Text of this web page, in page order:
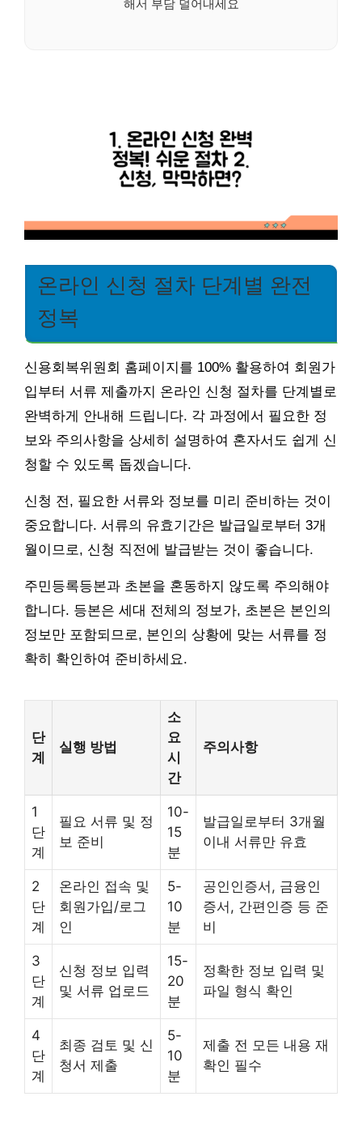
온라인 신청 절차 단계별 완전
정복
신용회복위원회 홈페이지를 100% 활용하여 회원가
입부터 서류 제출까지 온라인 신청 절차를 단계별로
완벽하게 안내해 드립니다. 각 과정에서 필요한 정
보와 주의사항을 상세히 설명하여 혼자서도 쉽게 신
청할 수 있도록 돕겠습니다.
신청 전, 필요한 서류와 정보를 미리 준비하는 것이
중요합니다. 서류의 유효기간은 발급일로부터 3개
월이므로, 신청 직전에 발급받는 것이 좋습니다.
주민등록등본과 초본을 혼동하지 않도록 주의해야
합니다. 등본은 세대 전체의 정보가, 초본은 본인의
정보만 포함되므로, 본인의 상황에 맞는 서류를 정
확히 확인하여 준비하세요.
단
계
실행 방법
소
요
시
간
주의사항
1
단
계
필요 서류 및 정
보 준비
10-
15
분
발급일로부터 3개월
이내 서류만 유효
2
단
계
온라인 접속 및
회원가입/로그
인
5-
10
분
공인인증서, 금융인
증서, 간편인증 등 준
비
3
단
계
신청 정보 입력
및 서류 업로드
15-
20
분
정확한 정보 입력 및
파일 형식 확인
4
단
계
최종 검토 및 신
청서 제출
5-
10
분
제출 전 모든 내용 재
확인 필수